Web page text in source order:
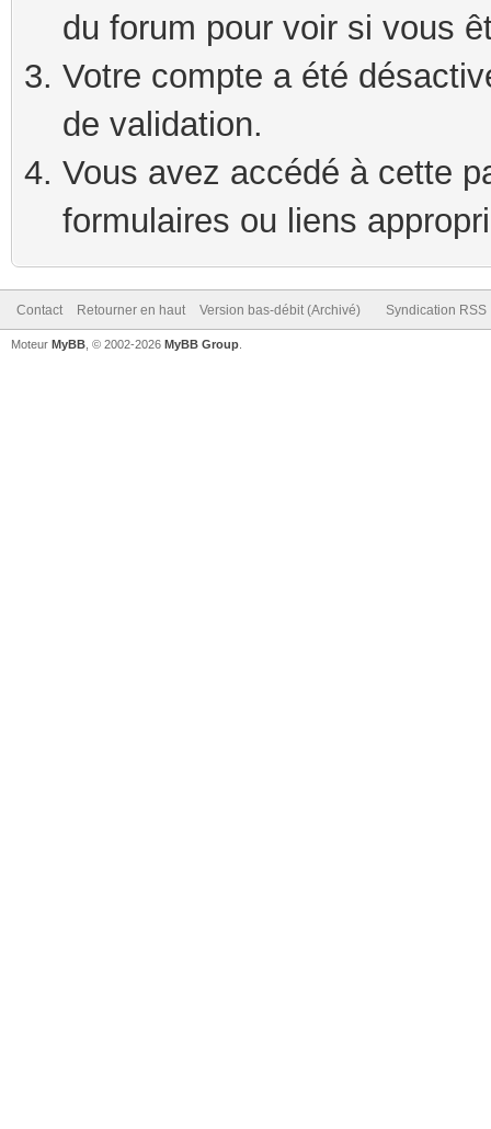
du forum pour voir si vous
Votre compte a été
de validation.
Vous avez accédé à cette
formulaires ou liens
Contact Retourner en haut Version bas-débit (Archivé) Syndication RSS
Moteur MyBB , © 2002-2026 MyBB Group